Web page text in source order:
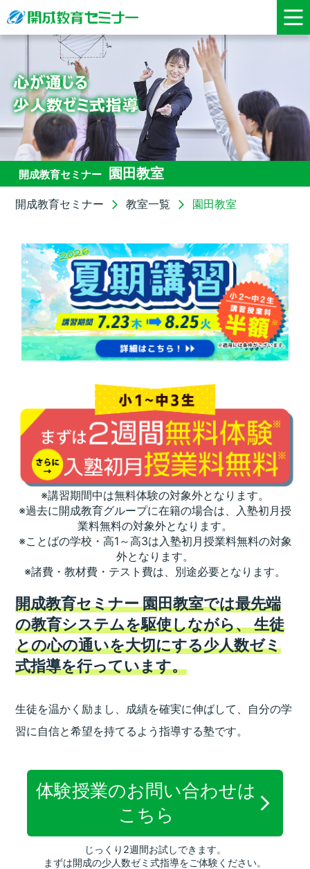
開成教育セミナー 園田教室
開成教育セミナー 教室一覧 園田教室
※講習期間中は無料体験の対象外となります。
※過去に開成教育グループに在籍の場合は、入塾初月授
業料無料の対象外となります。
※ことばの学校・高1～高3は入塾初月授業料無料の対象
外となります。
※諸費・教材費・テスト費は、別途必要となります。
開成教育セミナー 園田教室では最先端
の教育システムを駆使しながら、生徒
との心の通いを大切にする少人数ゼミ
式指導を行っています。
生徒を温かく励まし、成績を確実に伸ばして、 自分の学
習に自信と希望を持てるよう指導する塾です。
体験授業のお問い合わせは
こちら
じっくり2週間お試しできます。
まずは開成の少人数ゼミ式指導をご体験ください。